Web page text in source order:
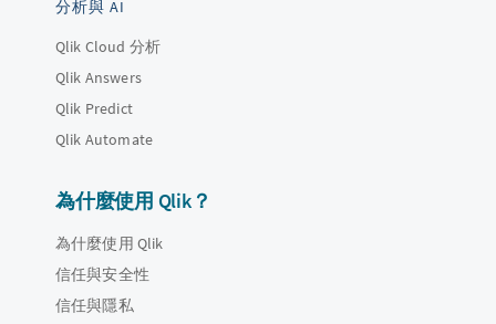
分析與 AI
Qlik Cloud 分析
Qlik Answers
Qlik Predict
Qlik Automate
為什麼使用 Qlik？
為什麼使用 Qlik
信任與安全性
信任與隱私